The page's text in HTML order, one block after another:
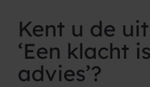
Kent u de
‘Een klacht
advies’?